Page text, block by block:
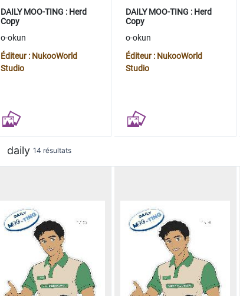
DAILY MOO-TING : Herd
Copy
o-okun
Éditeur : NukooWorld
Studio
DAILY MOO-TING : Herd
Copy
o-okun
Éditeur : NukooWorld
Studio
daily 14 résultats